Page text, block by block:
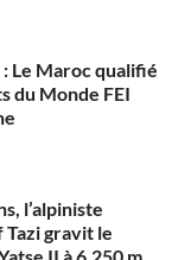
Le Maroc qualifié
du Monde FEI
l’alpiniste
Tazi gravit le
II à 6.250 m